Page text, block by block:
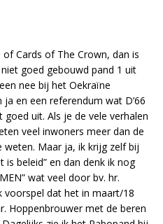
Cards of The Crown, dan is
goed gebouwd pand 1 uit
nee bij het Oekraïne
en een referendum wat D’66
uit. Als je de vele verhalen
veel inwoners meer dan de
Maar ja, ik krijg zelf bij
beleid” en dan denk ik nog
wat veel door bv. hr.
voorspel dat het in maart/18
Hoppenbrouwer met de beren